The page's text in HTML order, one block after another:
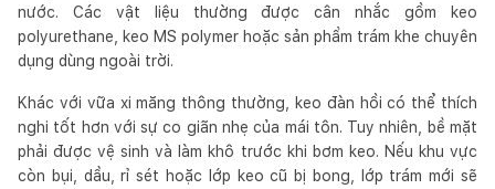
nước. Các vật liệu thường được cân nhắc gồm keo
polyurethane, keo MS polymer hoặc sản phẩm trám khe chuyên
dụng dùng ngoài trời.
Khác với vữa xi măng thông thường, keo đàn hồi có thể thích
nghi tốt hơn với sự co giãn nhẹ của mái tôn. Tuy nhiên, bề mặt
phải được vệ sinh và làm khô trước khi bơm keo. Nếu khu vực
còn bụi, dầu, rỉ sét hoặc lớp keo cũ bị bong, lớp trám mới sẽ